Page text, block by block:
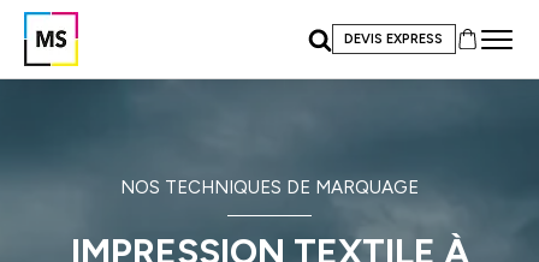
DEVIS EXPRESS
NOS TECHNIQUES DE MARQUAGE
IMPRESSION TEXTILE À